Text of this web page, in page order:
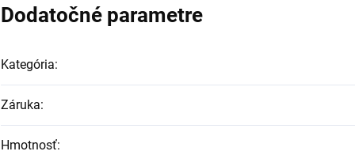
Dodatočné parametre
Kategória:
Záruka:
Hmotnosť: